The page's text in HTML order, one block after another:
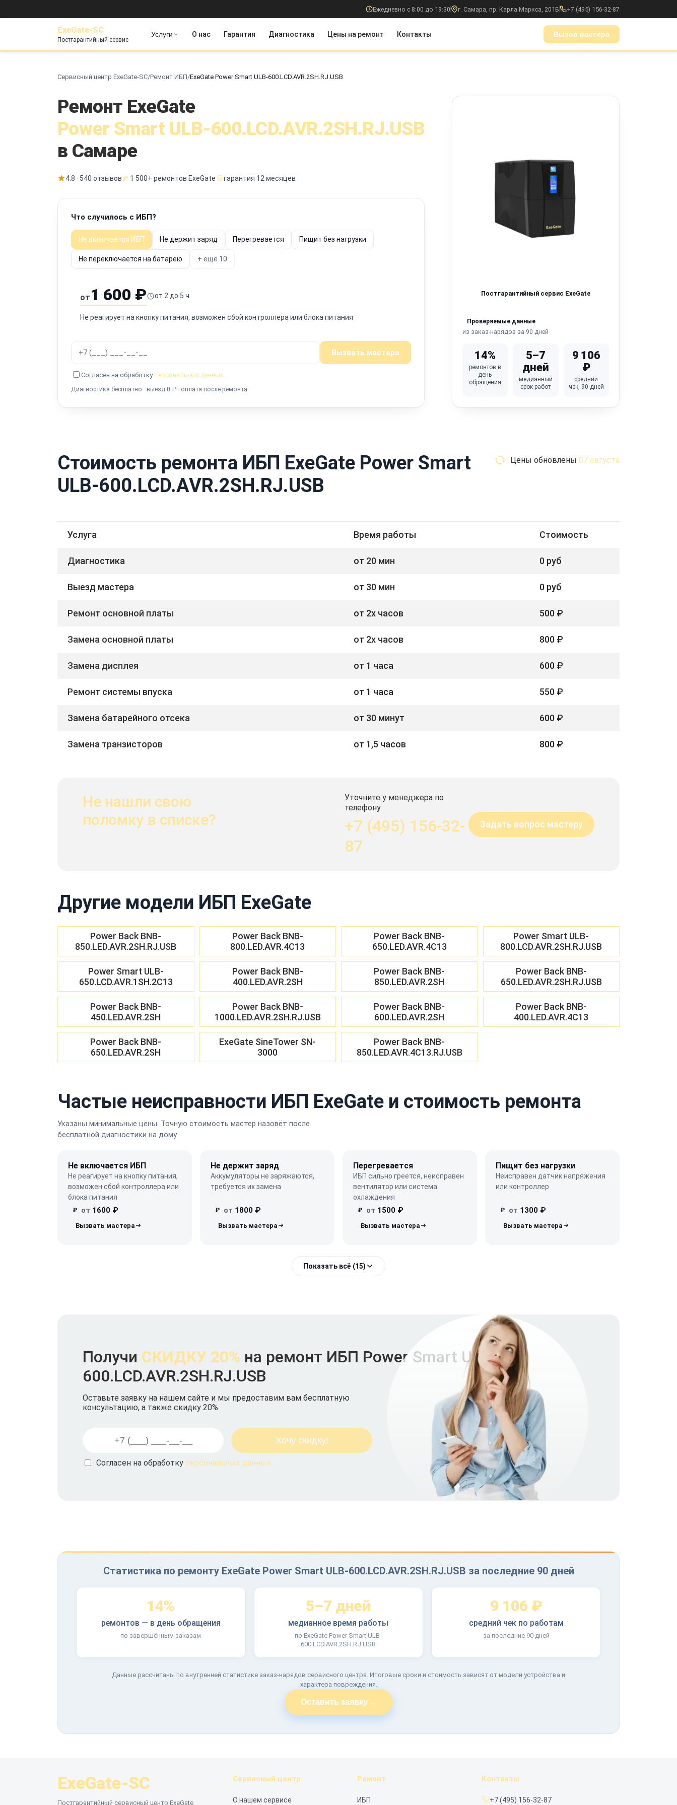
Ежедневно с 8:00 до 19:30 г. Самара, пр. Карла Маркса, 201Б +7 (495) 156-32-87
ExeGate-SC
Постгарантийный сервис
Услуги О нас Гарантия Диагностика Цены на ремонт Контакты Вызов мастера
Сервисный центр ExeGate-SC/Ремонт ИБП/ExeGate Power Smart ULB-600.LCD.AVR.2SH.RJ.USB
Ремонт ExeGate
Power Smart ULB-600.LCD.AVR.2SH.RJ.USB
в Самаре
4.8 · 540 отзывов 1 500+ ремонтов ExeGate гарантия 12 месяцев
Что случилось с ИБП?
Не включается ИБП Не держит заряд Перегревается Пищит без нагрузки
Не переключается на батарею + ещё 10
от 1 600 ₽ от 2 до 5 ч
Не реагирует на кнопку питания, возможен сбой контроллера или блока питания
Вызвать мастера
Согласен на обработку персональных данных
Диагностика бесплатно · выезд 0 ₽ · оплата после ремонта
Постгарантийный сервис ExeGate
Проверяемые данные
из заказ-нарядов за 90 дней
14%
ремонтов в
день
обращения
5–7
дней
медианный
срок работ
9 106
₽
средний
чек, 90 дней
Стоимость ремонта ИБП ExeGate Power Smart
ULB-600.LCD.AVR.2SH.RJ.USB
Цены обновлены 07 августа
Услуга Время работы Стоимость
Диагностика от 20 мин 0 руб
Выезд мастера от 30 мин 0 руб
Ремонт основной платы от 2х часов 500 ₽
Замена основной платы от 2х часов 800 ₽
Замена дисплея от 1 часа 600 ₽
Ремонт системы впуска от 1 часа 550 ₽
Замена батарейного отсека от 30 минут 600 ₽
Замена транзисторов от 1,5 часов 800 ₽
Не нашли свою
поломку в списке?
Уточните у менеджера по
телефону
+7 (495) 156-32-
87
Задать вопрос мастеру
Другие модели ИБП ExeGate
Power Back BNB-
850.LED.AVR.2SH.RJ.USB
Power Back BNB-
800.LED.AVR.4C13
Power Back BNB-
650.LED.AVR.4C13
Power Smart ULB-
800.LCD.AVR.2SH.RJ.USB
Power Smart ULB-
650.LCD.AVR.1SH.2C13
Power Back BNB-
400.LED.AVR.2SH
Power Back BNB-
850.LED.AVR.2SH
Power Back BNB-
650.LED.AVR.2SH.RJ.USB
Power Back BNB-
450.LED.AVR.2SH
Power Back BNB-
1000.LED.AVR.2SH.RJ.USB
Power Back BNB-
600.LED.AVR.2SH
Power Back BNB-
400.LED.AVR.4C13
Power Back BNB-
650.LED.AVR.2SH
ExeGate SineTower SN-
3000
Power Back BNB-
850.LED.AVR.4C13.RJ.USB
Частые неисправности ИБП ExeGate и стоимость ремонта
Указаны минимальные цены. Точную стоимость мастер назовёт после
бесплатной диагностики на дому.
Не включается ИБП
Не реагирует на кнопку питания,
возможен сбой контроллера или
блока питания
₽ от 1600 ₽
Не держит заряд
Аккумуляторы не заряжаются,
требуется их замена
₽ от 1800 ₽
Перегревается
ИБП сильно греется, неисправен
вентилятор или система
охлаждения
₽ от 1500 ₽
Пищит без нагрузки
Неисправен датчик напряжения
или контроллер
₽ от 1300 ₽
Показать всё (15)
Получи СКИДКУ 20% на ремонт ИБП Power Smart ULB-
600.LCD.AVR.2SH.RJ.USB
Оставьте заявку на нашем сайте и мы предоставим вам бесплатную
консультацию, а также скидку 20%
Согласен на обработку персональных данных
Статистика по ремонту ExeGate Power Smart ULB-600.LCD.AVR.2SH.RJ.USB за последние 90 дней
14%
ремонтов — в день обращения
по завершённым заказам
5–7 дней
медианное время работы
по ExeGate Power Smart ULB-
600.LCD.AVR.2SH.RJ.USB
9 106 ₽
средний чек по работам
за последние 90 дней
Данные рассчитаны по внутренней статистике заказ-нарядов сервисного центра. Итоговые сроки и стоимость зависят от модели устройства и
характера повреждения.
Оставить заявку→
ExeGate-SC
Постгарантийный сервисный центр ExeGate
Сервисный центр
О нашем сервисе
Ремонт
ИБП
Контакты
+7 (495) 156-32-87